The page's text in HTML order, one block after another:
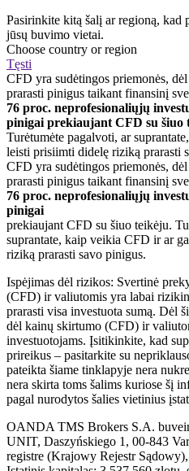
Pasirinkite kitą šalį ar regioną, kad
jūsų buvimo vietai.
Choose country or region
Tęsti
CFD yra sudėtingos priemonės,
prarasti pinigus taikant finansinį
76 proc. neprofesionaliųjų
pinigai prekiaujant CFD su šiuo
Turėtumėte pagalvoti, ar
leisti prisiimti didelę riziką prarasti
CFD yra sudėtingos priemonės,
prarasti pinigus taikant finansinį
76 proc. neprofesionaliųjų
pinigai
prekiaujant CFD su šiuo teikėju.
suprantate, kaip veikia CFD ir ar
riziką prarasti savo pinigus.
Ispėjimas dėl rizikos: Svertinė
(CFD) ir valiutomis yra labai
prarasti visa investuota sumą. Dėl
dėl kainų skirtumo (CFD) ir
investuotojams. Įsitikinkite, kad
prireikus – pasitarkite su
pateikta šiame tinklapyje nera
nera skirta toms šalims kuriose šį
pagal nurodytos šalies vietinius
OANDA TMS Brokers S.A.
UNIT, Daszyńskiego 1, 00-843
registre (Krajowy Rejestr